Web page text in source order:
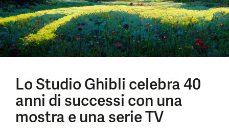
Lo Studio Ghibli celebra 40
anni di successi con una
mostra e una serie TV